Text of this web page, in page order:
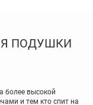
ПОДУШКИ
более высокой
и тем кто спит на